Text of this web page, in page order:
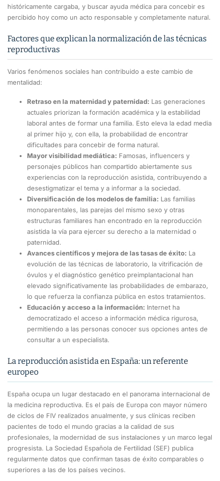
históricamente cargaba, y buscar ayuda médica para concebir es
percibido hoy como un acto responsable y completamente natural.
Factores que explican la normalización de las técnicas
reproductivas
Varios fenómenos sociales han contribuido a este cambio de
mentalidad:
Retraso en la maternidad y paternidad: Las generaciones
actuales priorizan la formación académica y la estabilidad
laboral antes de formar una familia. Esto eleva la edad media
al primer hijo y, con ella, la probabilidad de encontrar
dificultades para concebir de forma natural.
Mayor visibilidad mediática: Famosas, influencers y
personajes públicos han compartido abiertamente sus
experiencias con la reproducción asistida, contribuyendo a
desestigmatizar el tema y a informar a la sociedad.
Diversificación de los modelos de familia: Las familias
monoparentales, las parejas del mismo sexo y otras
estructuras familiares han encontrado en la reproducción
asistida la vía para ejercer su derecho a la maternidad o
paternidad.
Avances científicos y mejora de las tasas de éxito: La
evolución de las técnicas de laboratorio, la vitrificación de
óvulos y el diagnóstico genético preimplantacional han
elevado significativamente las probabilidades de embarazo,
lo que refuerza la confianza pública en estos tratamientos.
Educación y acceso a la información: Internet ha
democratizado el acceso a información médica rigurosa,
permitiendo a las personas conocer sus opciones antes de
consultar a un especialista.
La reproducción asistida en España: un referente
europeo
España ocupa un lugar destacado en el panorama internacional de
la medicina reproductiva. Es el país de Europa con mayor número
de ciclos de FIV realizados anualmente, y sus clínicas reciben
pacientes de todo el mundo gracias a la calidad de sus
profesionales, la modernidad de sus instalaciones y un marco legal
progresista. La Sociedad Española de Fertilidad (SEF) publica
regularmente datos que confirman tasas de éxito comparables o
superiores a las de los países vecinos.